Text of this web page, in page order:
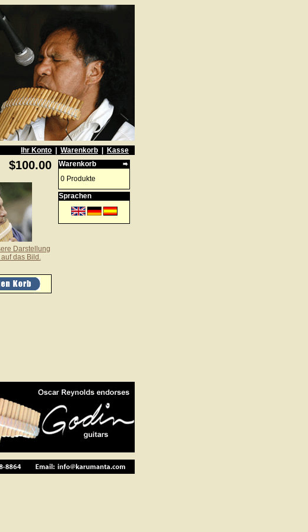
Ihr Konto Warenkorb
Kasse
$100.00
Darstellung
das Bild.
Warenkorb
0 Produkte
Sprachen